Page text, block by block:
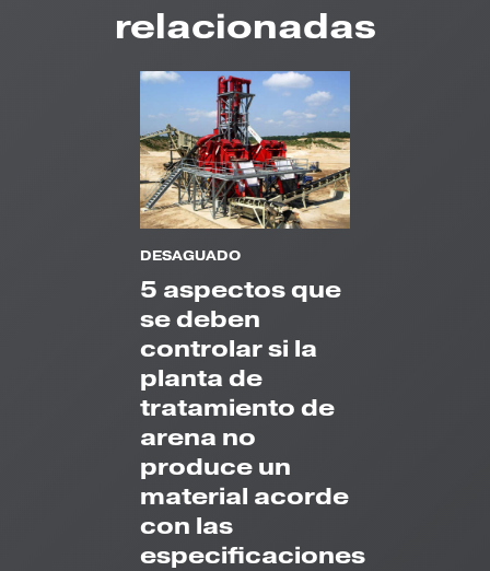
relacionadas
DESAGUADO
5 aspectos que
se deben
controlar si la
planta de
tratamiento de
arena no
produce un
material acorde
con las
especificaciones